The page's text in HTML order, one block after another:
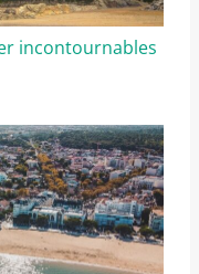
incontournables